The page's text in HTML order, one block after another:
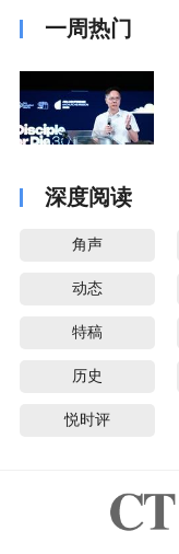
一周热门
深度阅读
角声
动态
特稿
历史
悦时评